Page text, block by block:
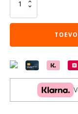
€129,00.
Eetkamerstoel
Wave
-
-
aantal